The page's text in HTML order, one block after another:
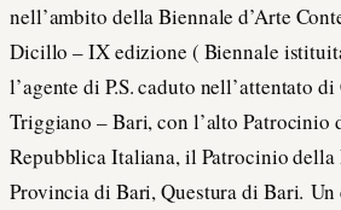
nell’ambito della Biennale d’Arte
Dicillo – IX edizione ( Biennale
l’agente di P.S. caduto nell’attentato
Triggiano – Bari, con l’alto Patrocinio
Repubblica Italiana, il Patrocinio della
Provincia di Bari, Questura di Bari. Un